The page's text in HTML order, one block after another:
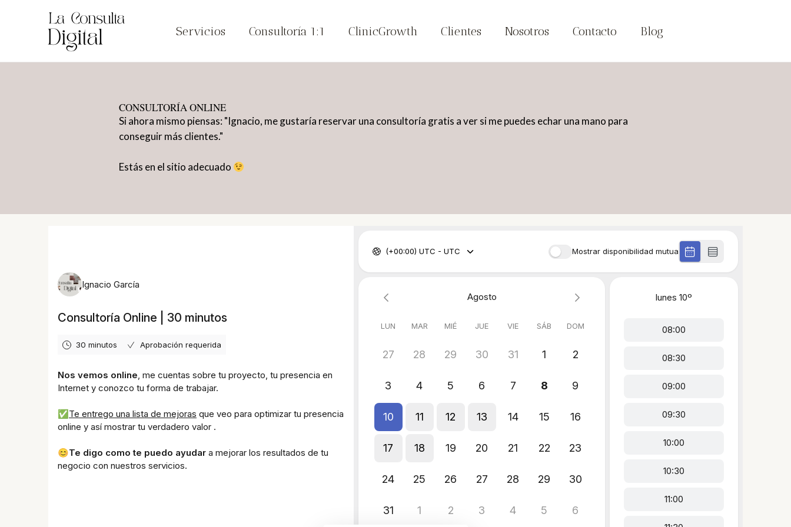
Servicios Consultoría 1:1 ClinicGrowth Clientes Nosotros Contacto Blog
CONSULTORÍA ONLINE
Si ahora mismo piensas: "Ignacio, me gustaría reservar una consultoría gratis a ver si me puedes echar una mano para
conseguir más clientes."
Estás en el sitio adecuado